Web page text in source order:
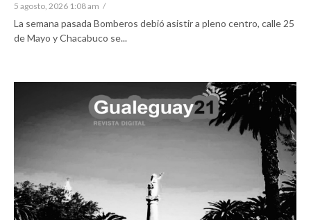
5 agosto, 2026 1:08 am /
La semana pasada Bomberos debió asistir a pleno centro, calle 25
de Mayo y Chacabuco se...